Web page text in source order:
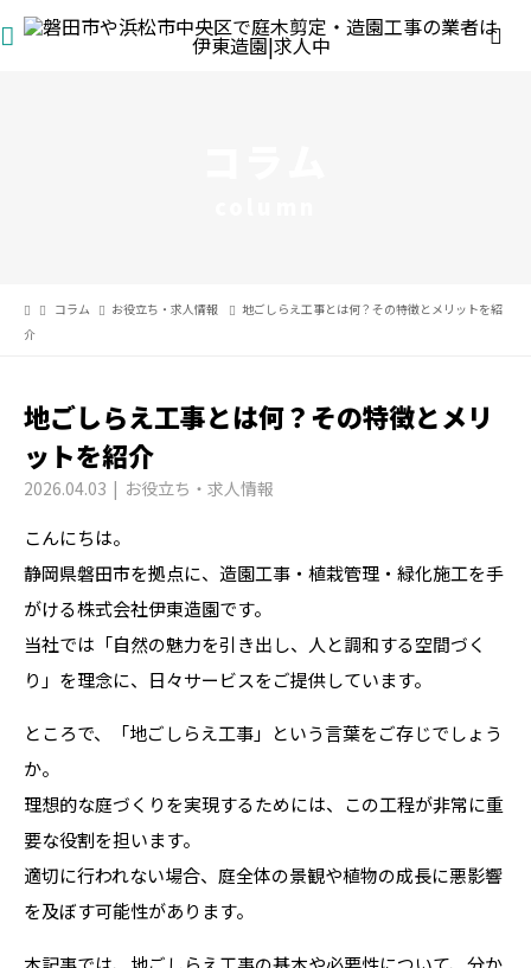
コラム お役立ち・求人情報
地ごしらえ工事とは何？その特徴とメリットを紹
介
地ごしらえ工事とは何？その特徴とメリ
ットを紹介
2026.04.03 お役立ち・求人情報
こんにちは。
静岡県磐田市を拠点に、造園工事・植栽管理・緑化施工を手
がける株式会社伊東造園です。
当社では「自然の魅力を引き出し、人と調和する空間づく
り」を理念に、日々サービスをご提供しています。
ところで、「地ごしらえ工事」という言葉をご存じでしょう
か。
理想的な庭づくりを実現するためには、この工程が非常に重
要な役割を担います。
適切に行われない場合、庭全体の景観や植物の成長に悪影響
を及ぼす可能性があります。